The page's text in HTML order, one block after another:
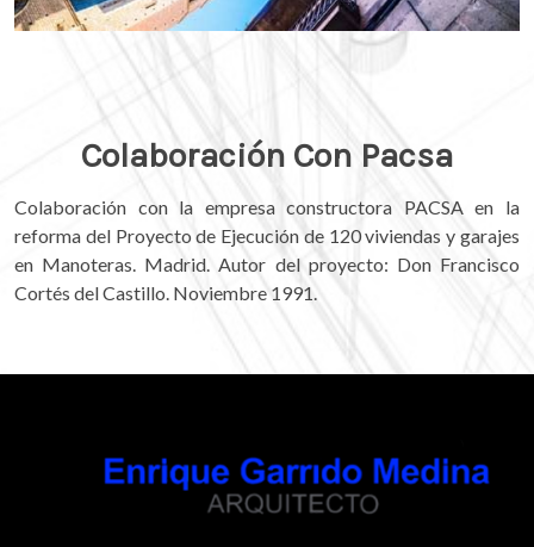
Colaboración Con Pacsa
Colaboración con la empresa construc­tora PACSA en la
reforma del Proyecto de Ejecución de 120 viviendas y garajes
en Manoteras. Madrid. Autor del proyecto: Don Francisco
Cortés del Castillo. Noviembre 1991.